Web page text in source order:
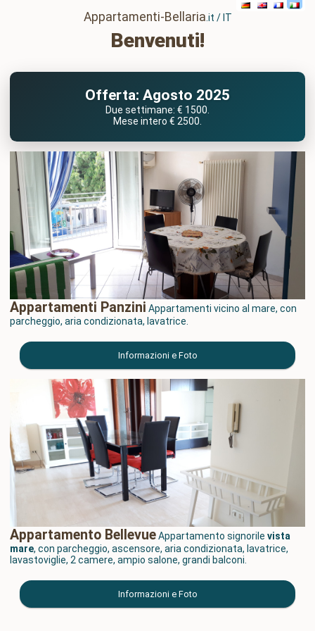
Appartamenti-Bellaria .it / IT
Benvenuti!
Offerta: Agosto 2025
Due settimane: € 1500.
Mese intero € 2500.
Appartamenti Panzini Appartamenti vicino al mare, con
parcheggio, aria condizionata, lavatrice.
Informazioni e Foto
Appartamento BellevueAppartamento signorile vista
mare, con parcheggio, ascensore, aria condizionata, lavatrice,
lavastoviglie, 2 camere, ampio salone, grandi balconi.
Informazioni e Foto